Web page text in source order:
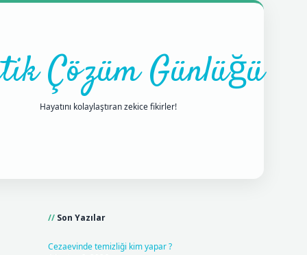
Çözüm Günlüğü
Hayatını kolaylaştıran zekice fikirler!
Son Yazılar
Cezaevinde temizliği kim yapar ?